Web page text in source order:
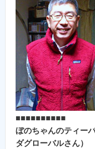
■■■■■■■■■■
ぼのちゃんのティー
ダグローバルさん）